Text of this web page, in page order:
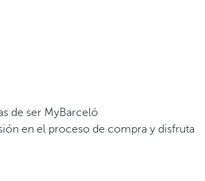
de ser MyBarceló
en el proceso de compra y disfruta